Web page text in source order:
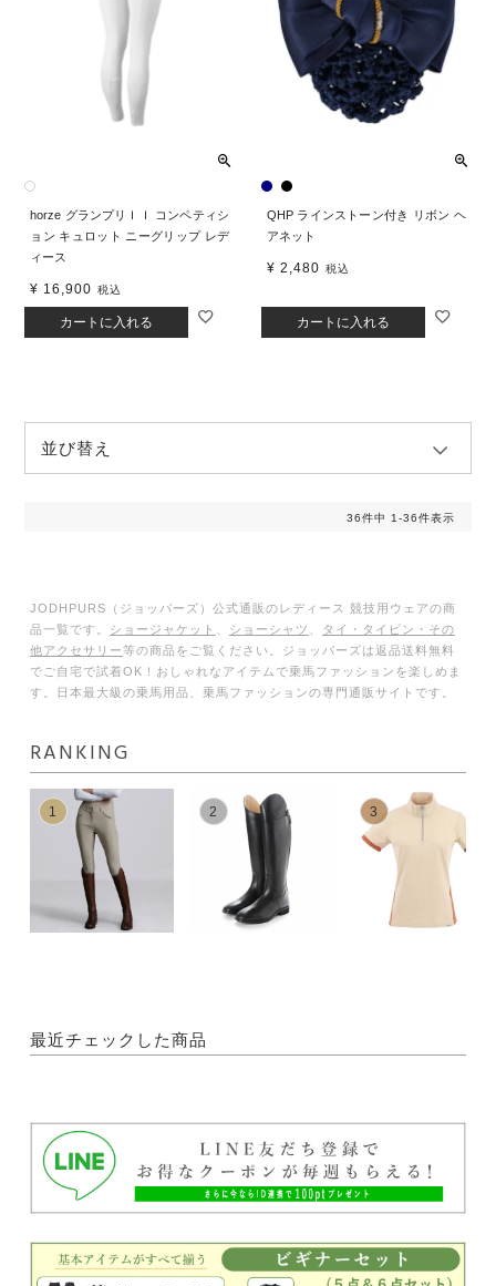
horze グランプリＩＩ コンペティシ
ョン キュロット ニーグリップ レデ
ィース
¥ 16,900 税込
カートに入れる
QHP ラインストーン付き リボン ヘ
アネット
¥ 2,480 税込
カートに入れる
並び替え
36件中 1 -36件表示
JODHPURS（ジョッパーズ）公式通販のレディース 競技用ウェアの商
品一覧です。 ショージャケット ショーシャツ
タイ・タイピン・その
他アクセサリー等の商品をご覧ください。ジョッパーズは返品送料無料
でご自宅で試着OK！おしゃれなアイテムで乗馬ファッションを楽しめま
す。日本最大級の乗馬用品、乗馬ファッションの専門通販サイトです。
RANKING
1 2 3
最近チェックした商品